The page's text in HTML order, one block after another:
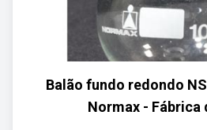
Balão fundo redondo
Normax - Fábrica